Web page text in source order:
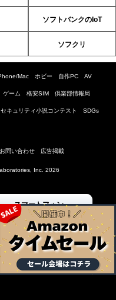
ソフトバンクのIoT
ソフクリ
Mac ホビー 自作PC AV
ゲーム 格安SIM 倶楽部情報局
キュリティ小説コンテスト SDGs
お問い合わせ 広告掲載
Inc. 2026
スマートフォン